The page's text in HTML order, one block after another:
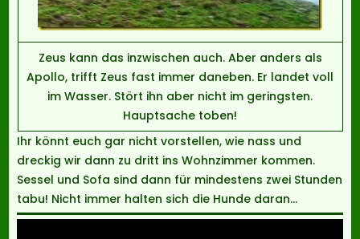
Zeus kann das inzwischen auch. Aber anders als
Apollo, trifft Zeus fast immer daneben. Er landet voll
im Wasser. Stört ihn aber nicht im geringsten.
Hauptsache toben!
Ihr könnt euch gar nicht vorstellen, wie nass und
dreckig wir dann zu dritt ins Wohnzimmer kommen.
Sessel und Sofa sind dann für mindestens zwei Stunden
tabu! Nicht immer halten sich die Hunde daran…